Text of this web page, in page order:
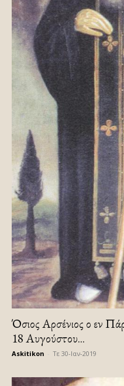
Όσιος Αρσένιος ο εν
18 Αυγούστου...
Askitikon Τε 30-Ιαν-2019